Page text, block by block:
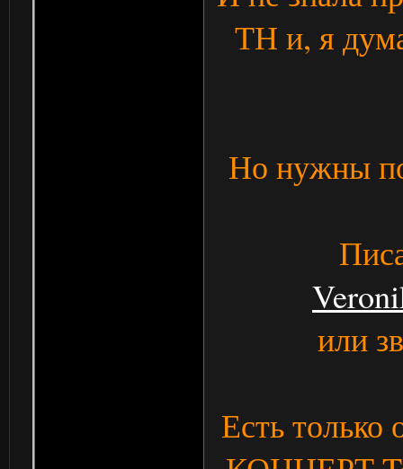
ТН и, я
Но нужны
или
Есть